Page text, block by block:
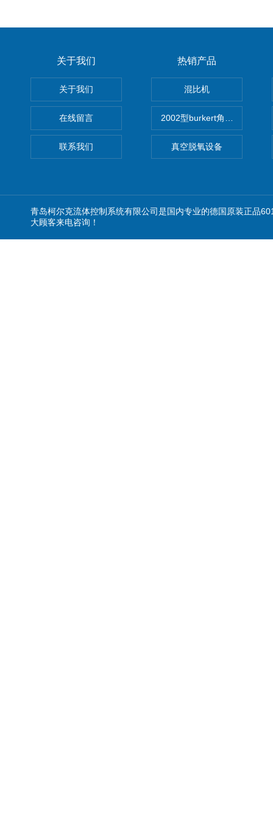
关于我们
关于我们
在线留言
联系我们
热销产品
混比机
2002型burkert角座阀
真空脱氧设备
青岛柯尔克流体控制系统有限公司是国内专业的德国原装正品
大顾客来电咨询！